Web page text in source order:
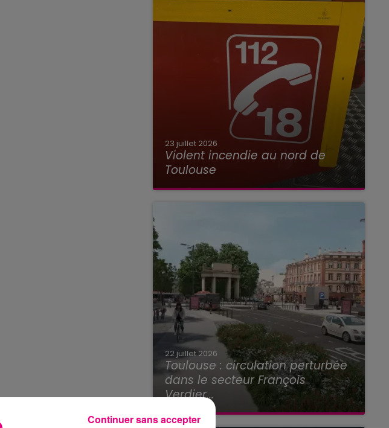
23 juillet 2026
Violent incendie au nord de
Toulouse
22 juillet 2026
Toulouse : circulation perturbée
dans le secteur François
Verdier...
Continuer sans accepter